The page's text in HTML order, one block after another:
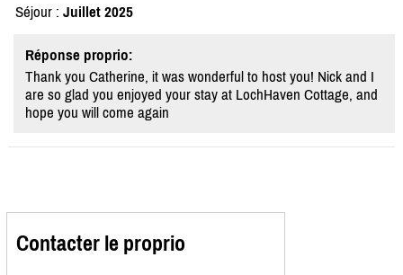
Séjour : Juillet 2025
Réponse proprio:
Thank you Catherine, it was wonderful to host you! Nick and I
are so glad you enjoyed your stay at LochHaven Cottage, and
hope you will come again
Contacter le proprio